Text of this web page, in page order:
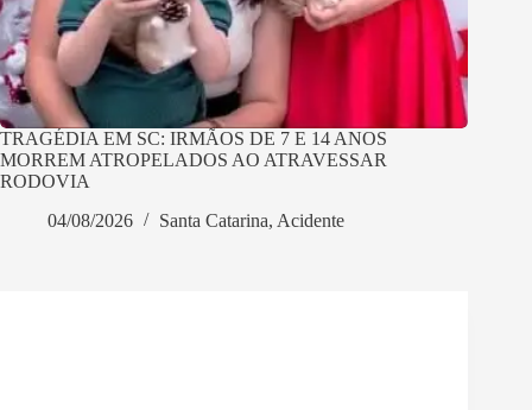
TRAGÉDIA EM SC: IRMÃOS DE 7 E 14 ANOS
MORREM ATROPELADOS AO ATRAVESSAR
RODOVIA
04/08/2026
Santa Catarina, Acidente